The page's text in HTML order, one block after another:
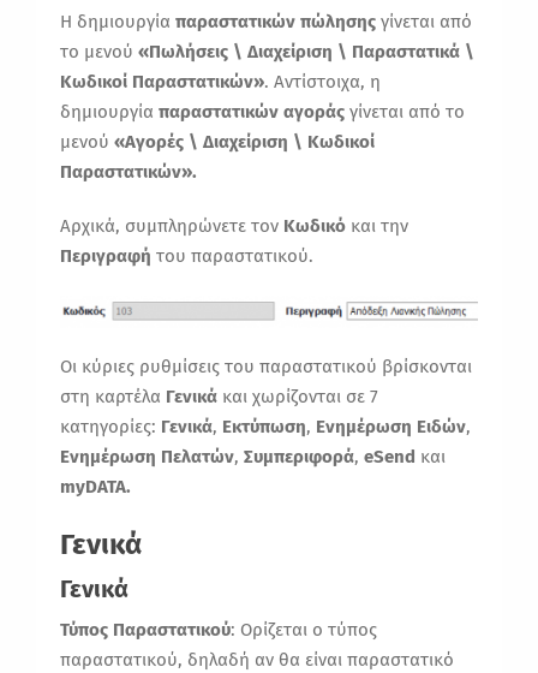
Η δημιουργία παραστατικών πώλησηςγίνεται από
το μενού «Πωλήσεις \ Διαχείριση \ Παραστατικά \
Κωδικοί Παραστατικών». Αντίστοιχα, η
δημιουργία παραστατικών αγοράςγίνεται από το
μενού «Αγορές \ Διαχείριση \ Κωδικοί
Παραστατικών».
Αρχικά, συμπληρώνετε τον Κωδικόκαι την
Περιγραφή του παραστατικού.
Οι κύριες ρυθμίσεις του παραστατικού βρίσκονται
στη καρτέλα Γενικάκαι χωρίζονται σε 7
κατηγορίες: Γενικά, Εκτύπωση, Ενημέρωση Ειδών,
Ενημέρωση Πελατών, Συμπεριφορά, eSend και
myDATA.
Γενικά
Γενικά
Τύπος Παραστατικού: Ορίζεται ο τύπος
παραστατικού, δηλαδή αν θα είναι παραστατικό